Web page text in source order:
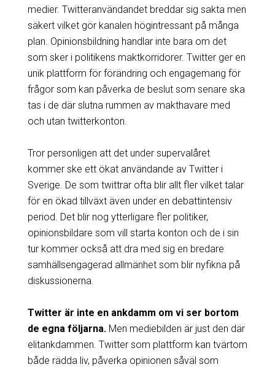
medier. Twitteranvändandet breddar sig sakta men
säkert vilket gör kanalen högintressant på många
plan. Opinionsbildning handlar inte bara om det
som sker i politikens maktkorridorer. Twitter ger en
unik plattform för förändring och engagemang för
frågor som kan påverka de beslut som senare ska
tas i de där slutna rummen av makthavare med
och utan twitterkonton.
Tror personligen att det under supervalåret
kommer ske ett ökat användande av Twitter i
Sverige. De som twittrar ofta blir allt fler vilket talar
för en ökad tillväxt även under en debattintensiv
period. Det blir nog ytterligare fler politiker,
opinionsbildare som vill starta konton och de i sin
tur kommer också att dra med sig en bredare
samhällsengagerad allmänhet som blir nyfikna på
diskussionerna.
Twitter är inte en ankdamm om vi ser bortom
de egna följarna. Men mediebilden är just den där
elitankdammen. Twitter som plattform kan tvärtom
både rädda liv, påverka opinionen såväl som